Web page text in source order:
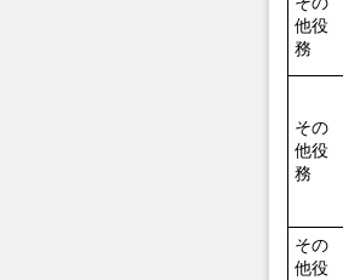
他役
務
その
他役
務
その
他役